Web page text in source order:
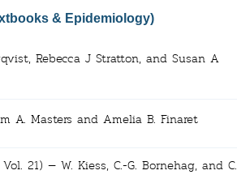
& Epidemiology)
Rebecca J Stratton, and Susan A
A. Masters and Amelia B. Finaret
21) — W. Kiess, C.-G. Bornehag, and C.